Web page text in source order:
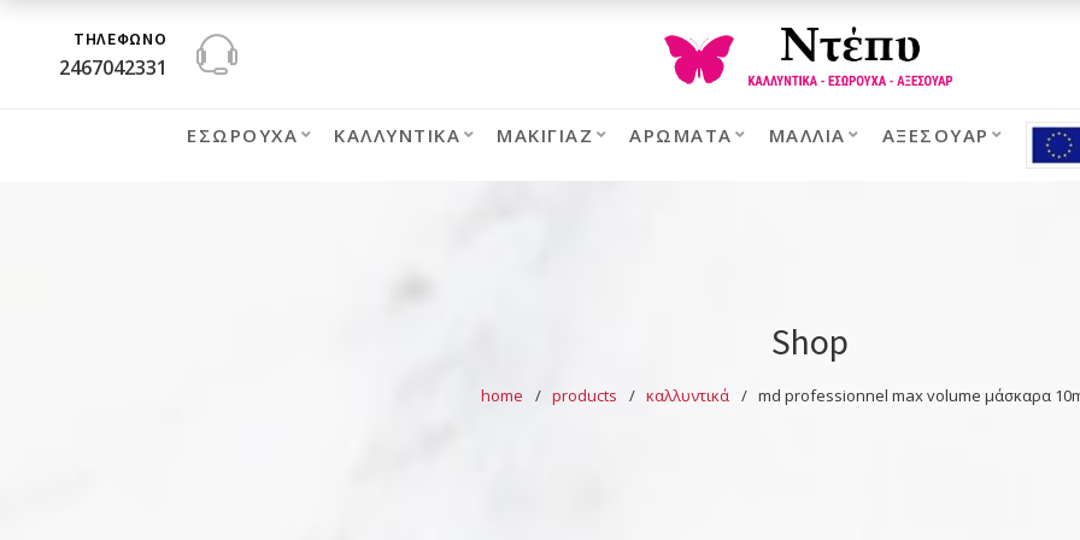
ΤΗΛΕΦΩΝΟ
2467042331
ΕΣΏΡΟΥΧΑ ΚΑΛΛΥΝΤΙΚΆ ΜΑΚΙΓΙΆΖ ΑΡΏΜΑΤΑ ΜΑΛΛΙΆ ΑΞΕΣΟΥΆΡ
Shop
home products καλλυντικά md professionnel max volume μάσκαρα